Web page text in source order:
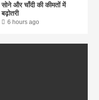
सोने और चाँदी की कीमतों में
बढ़ोतरी
6 hours ago